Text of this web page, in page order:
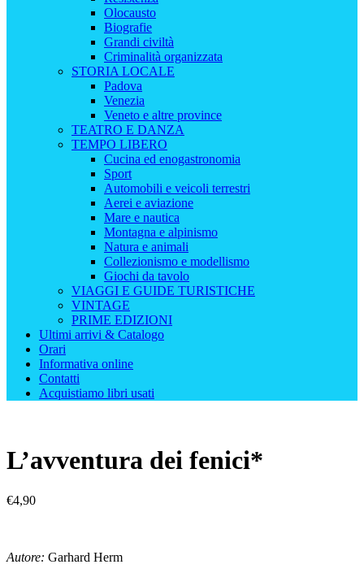
Olocausto
Biografie
Grandi civiltà
Criminalità organizzata
STORIA LOCALE
Padova
Venezia
Veneto e altre province
TEATRO E DANZA
TEMPO LIBERO
Cucina ed enogastronomia
Sport
Automobili e veicoli terrestri
Aerei e aviazione
Mare e nautica
Montagna e alpinismo
Natura e animali
Collezionismo e modellismo
Giochi da tavolo
VIAGGI E GUIDE TURISTICHE
VINTAGE
PRIME EDIZIONI
Ultimi arrivi & Catalogo
Orari
Informativa online
Contatti
Acquistiamo libri usati
L’avventura dei fenici*
€4,90
Autore: Garhard Herm